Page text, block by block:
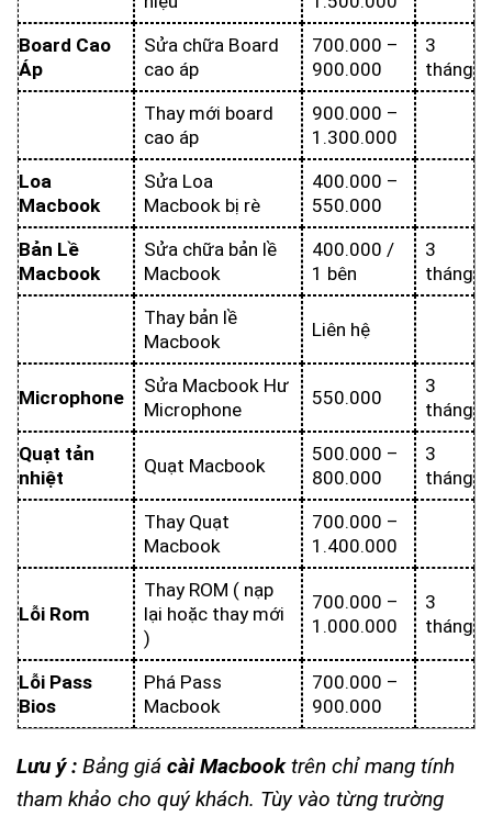
Board Cao
Áp
Sửa chữa Board
cao áp
700.000 –
900.000
3
tháng
Thay mới board
cao áp
900.000 –
1.300.000
Loa
Macbook
Sửa Loa
Macbook bị rè
400.000 –
550.000
Bản Lề
Macbook
Sửa chữa bản lề
Macbook
400.000 /
1 bên
3
tháng
Thay bản lề
Macbook
Liên hệ
Microphone
Sửa Macbook Hư
Microphone
550.000
3
tháng
Quạt tản
nhiệt
Quạt Macbook
500.000 –
800.000
3
tháng
Thay Quạt
Macbook
700.000 –
1.400.000
Lỗi Rom
Thay ROM ( nạp
lại hoặc thay mới
)
700.000 –
1.000.000
3
tháng
Lỗi Pass
Bios
Phá Pass
Macbook
700.000 –
900.000
Lưu ý : Bảng giá cài Macbooktrên chỉ mang tính
tham khảo cho quý khách. Tùy vào từng trường